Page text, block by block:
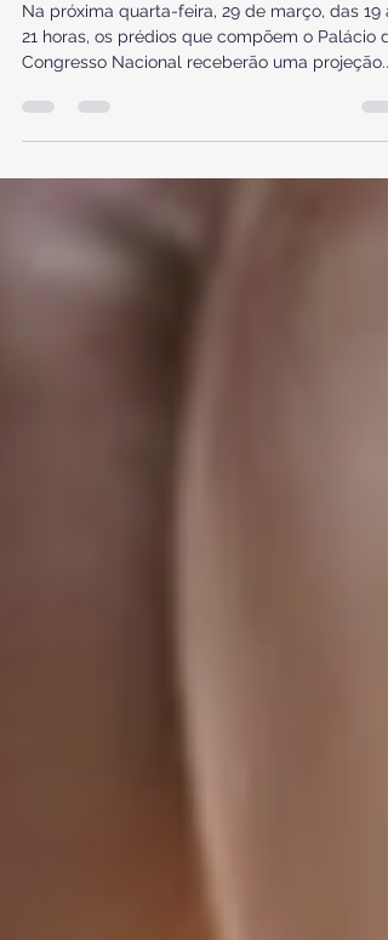
NACIONAL NA QUARTA-FEIRA
(29/03)
Na próxima quarta-feira, 29 de março, das 19